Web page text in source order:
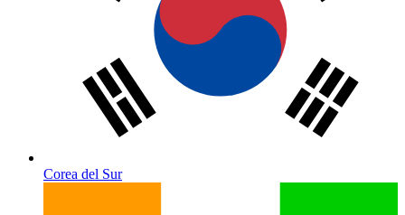
Corea del Sur